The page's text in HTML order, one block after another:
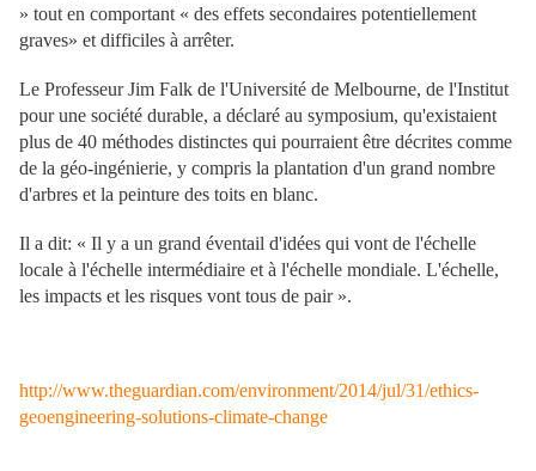
» tout en comportant « des effets secondaires potentiellement
graves» et difficiles à arrêter.
Le Professeur Jim Falk de l'Université de Melbourne, de l'Institut
pour une société durable, a déclaré au symposium, qu'existaient
plus de 40 méthodes distinctes qui pourraient être décrites comme
de la géo-ingénierie, y compris la plantation d'un grand nombre
d'arbres et la peinture des toits en blanc.
Il a dit: « Il y a un grand éventail d'idées qui vont de l'échelle
locale à l'échelle intermédiaire et à l'échelle mondiale. L'échelle,
les impacts et les risques vont tous de pair ».
http://www.theguardian.com/environment/2014/jul/31/ethics-
geoengineering-solutions-climate-change